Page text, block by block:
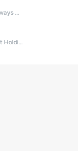
JetBlue Airways Corp
ChargePoint Holdings, Inc.